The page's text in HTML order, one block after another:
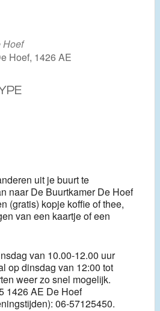
Hoef
Hoef, 1426 AE
uit je buurt te
naar De Buurtkamer De Hoef
(gratis) kopje koffie of thee,
van een kaartje of een
van 10.00-12.00 uur
op dinsdag van 12:00 tot
weer zo snel mogelijk.
1426 AE De Hoef
06-57125450.